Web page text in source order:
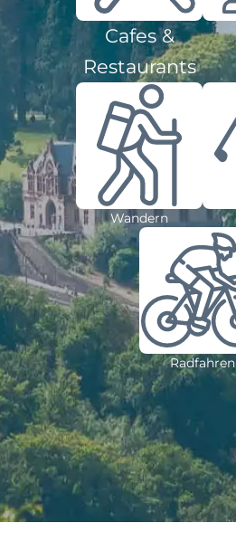
Cafes &
Restaurants
Wandern
Radfahren